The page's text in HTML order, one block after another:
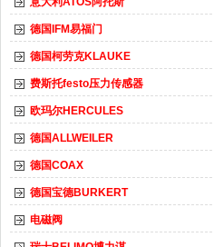
德国IFM易福门
德国柯劳克KLAUKE
费斯托festo压力传感器
欧玛尔HERCULES
德国ALLWEILER
德国COAX
德国宝德BURKERT
电磁阀